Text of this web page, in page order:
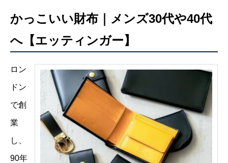
かっこいい財布｜メンズ30代や40代
へ【エッティンガー】
ロン
ドン
で創
業
し、
90年